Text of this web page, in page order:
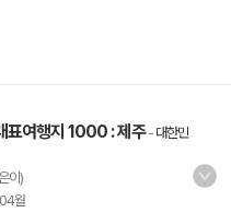
표여행지 1000 : 제주- 대한민
이)
월